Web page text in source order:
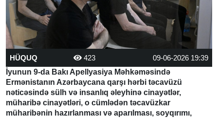
HÜQUQ 423
09-06-2026 19:39
İyunun 9-da Bakı Apellyasiya Məhkəməsində
Ermənistanın Azərbaycana qarşı hərbi təcavüzü
nəticəsində sülh və insanlıq əleyhinə cinayətlər,
müharibə cinayətləri, o cümlədən təcavüzkar
müharibənin hazırlanması və aparılması, soyqırımı,